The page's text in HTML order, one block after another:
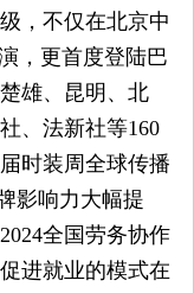
，不仅在北京中
，更首度登陆巴
雄、昆明、北
、法新社等160
时装周全球传播
影响力大幅提
全国劳务协作
进就业的模式在